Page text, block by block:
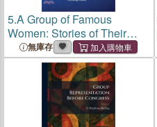
5.A Group of Famous
Women: Stories of Their
Lives (Cram Edition)
無庫存